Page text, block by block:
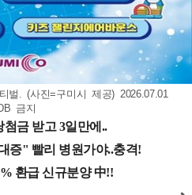
벌. (사진=구미시 제공) 2026.07.01
금지